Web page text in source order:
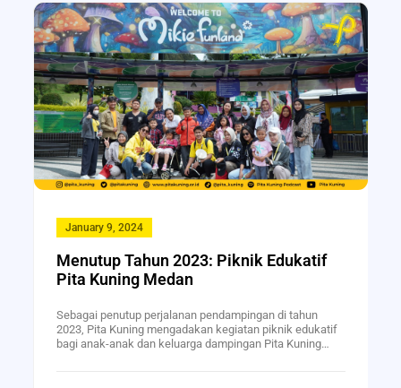
January 9, 2024
Menutup Tahun 2023: Piknik Edukatif
Pita Kuning Medan
Sebagai penutup perjalanan pendampingan di tahun
2023, Pita Kuning mengadakan kegiatan piknik edukatif
bagi anak-anak dan keluarga dampingan Pita Kuning…